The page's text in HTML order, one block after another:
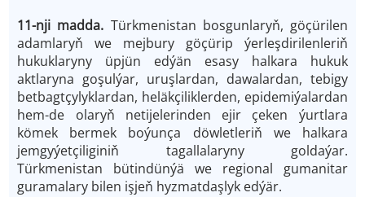
11-nji madda. Türkmenistan bosgunlaryň, göçürilen
adamlaryň we mejbury göçürip ýerleşdirilenleriň
hukuklaryny üpjün edýän esasy halkara hukuk
aktlaryna goşulýar, uruşlardan, dawalardan, tebigy
betbagtçylyklardan, heläkçiliklerden, epidemiýalardan
hem-de olaryň netijelerinden ejir çeken ýurtlara
kömek bermek boýunça döwletleriň we halkara
jemgyýetçiliginiň tagallalaryny goldaýar.
Türkmenistan bütindünýä we regional gumanitar
guramalary bilen işjeň hyzmatdaşlyk edýär.